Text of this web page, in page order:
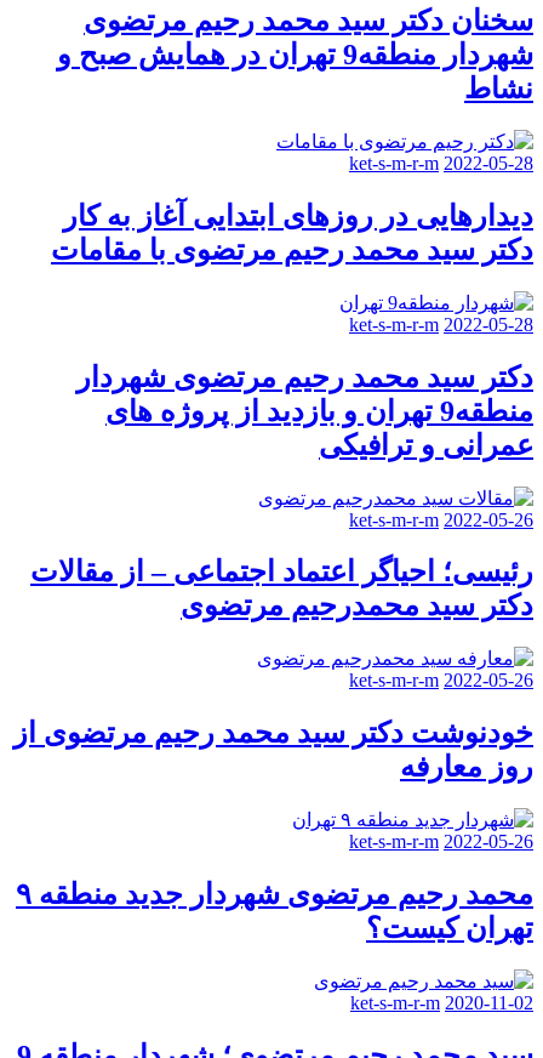
سخنان دکتر سید محمد رحیم مرتضوی
شهردار منطقه9 تهران در همایش صبح و
نشاط
ket-s-m-r-m 2022-05-28
دیدارهایی در روزهای ابتدایی آغاز به کار
دکتر سید محمد رحیم مرتضوی با مقامات
ket-s-m-r-m 2022-05-28
دکتر سید محمد رحیم مرتضوی شهردار
منطقه9 تهران و بازدید از پروژه های
عمرانی و ترافیکی
ket-s-m-r-m 2022-05-26
رئیسی؛ احیاگر اعتماد اجتماعی – از مقالات
دکتر سید محمدرحیم مرتضوی
ket-s-m-r-m 2022-05-26
خودنوشت دکتر سید محمد رحیم مرتضوی از
روز معارفه
ket-s-m-r-m 2022-05-26
محمد رحیم مرتضوی شهردار جدید منطقه ۹
تهران کیست؟
ket-s-m-r-m 2020-11-02